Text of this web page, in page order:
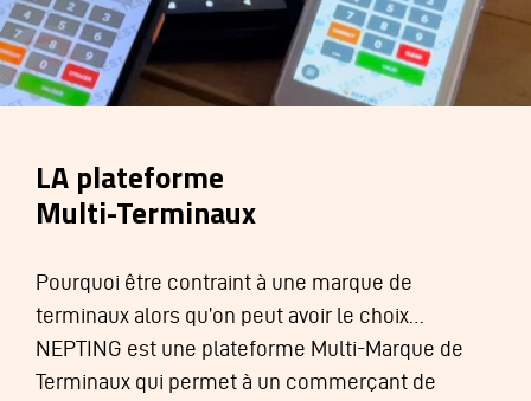
LA plateforme
Multi-Terminaux
Pourquoi être contraint à une marque de
terminaux alors qu’on peut avoir le choix…
NEPTING est une plateforme Multi-Marque de
Terminaux qui permet à un commerçant de